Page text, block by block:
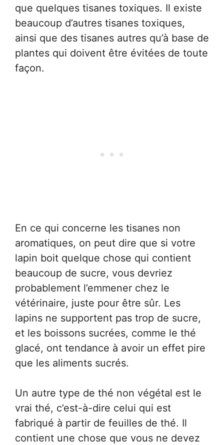
que quelques tisanes toxiques. Il existe
beaucoup d’autres tisanes toxiques,
ainsi que des tisanes autres qu’à base de
plantes qui doivent être évitées de toute
façon.
En ce qui concerne les tisanes non
aromatiques, on peut dire que si votre
lapin boit quelque chose qui contient
beaucoup de sucre, vous devriez
probablement l’emmener chez le
vétérinaire, juste pour être sûr. Les
lapins ne supportent pas trop de sucre,
et les boissons sucrées, comme le thé
glacé, ont tendance à avoir un effet pire
que les aliments sucrés.
Un autre type de thé non végétal est le
vrai thé, c’est-à-dire celui qui est
fabriqué à partir de feuilles de thé. Il
contient une chose que vous ne devez